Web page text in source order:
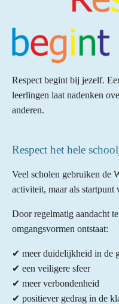
Respect begint bij jezelf.
leerlingen laat nadenken
anderen.
Respect het hele
Veel scholen gebruiken de
activiteit, maar als startpunt
Door regelmatig aandacht
omgangsvormen ontstaat:
✔ meer duidelijkheid in de
✔ een veiligere sfeer
✔ meer verbondenheid
✔ positiever gedrag in de